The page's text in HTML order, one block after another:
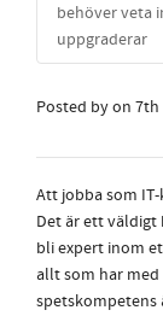
behöver veta
uppgraderar
Posted byon 7th
Att jobba som
Det är ett
bli expert inom
allt som har
spetskompetens